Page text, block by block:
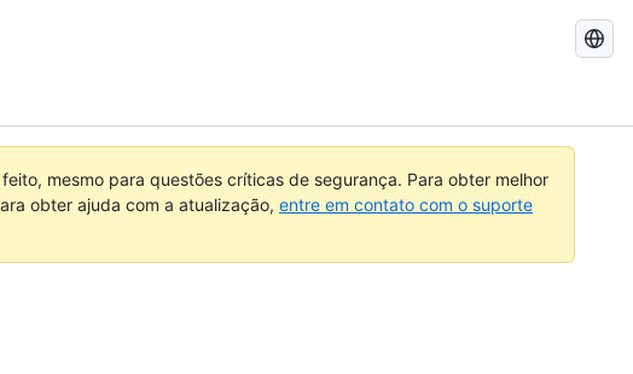
Pesquisar
mesmo para questões críticas de segurança. Para obter melhor
obter ajuda com a atualização, entre em contato com o suporte